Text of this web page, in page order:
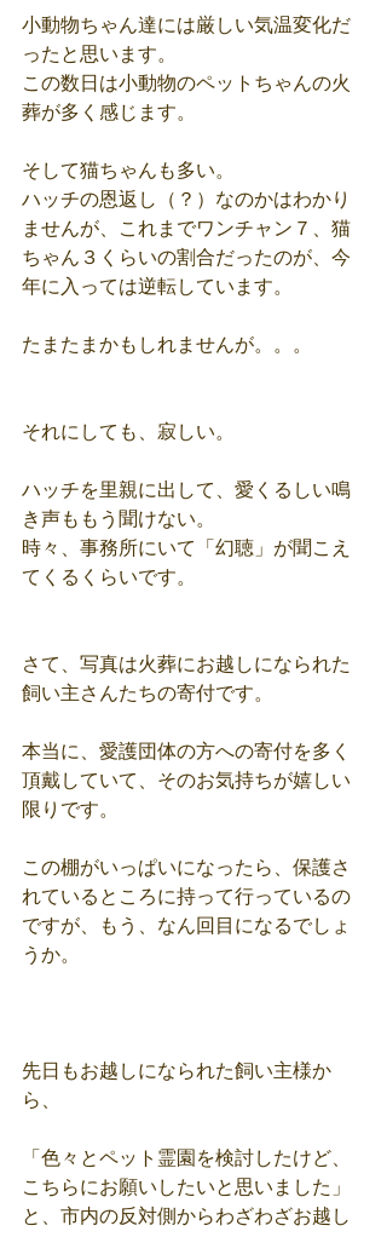
小動物ちゃん達には厳しい気温変化だ
ったと思います。
この数日は小動物のペットちゃんの火
葬が多く感じます。
そして猫ちゃんも多い。
ハッチの恩返し（？）なのかはわかり
ませんが、これまでワンチャン７、猫
ちゃん３くらいの割合だったのが、今
年に入っては逆転しています。
たまたまかもしれませんが。。。
それにしても、寂しい。
ハッチを里親に出して、愛くるしい鳴
き声ももう聞けない。
時々、事務所にいて「幻聴」が聞こえ
てくるくらいです。
さて、写真は火葬にお越しになられた
飼い主さんたちの寄付です。
本当に、愛護団体の方への寄付を多く
頂戴していて、そのお気持ちが嬉しい
限りです。
この棚がいっぱいになったら、保護さ
れているところに持って行っているの
ですが、もう、なん回目になるでしょ
うか。
先日もお越しになられた飼い主様か
ら、
「色々とペット霊園を検討したけど、
こちらにお願いしたいと思いました」
と、市内の反対側からわざわざお越し